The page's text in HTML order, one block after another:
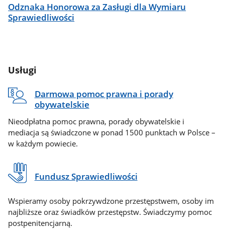
Odznaka Honorowa za Zasługi dla Wymiaru
Sprawiedliwości
Usługi
Darmowa pomoc prawna i porady
obywatelskie
Nieodpłatna pomoc prawna, porady obywatelskie i
mediacja są świadczone w ponad 1500 punktach w Polsce –
w każdym powiecie.
Fundusz Sprawiedliwości
Wspieramy osoby pokrzywdzone przestępstwem, osoby im
najbliższe oraz świadków przestępstw. Świadczymy pomoc
postpenitencjarną.